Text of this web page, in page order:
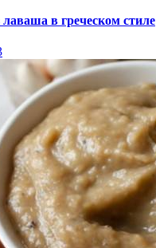
лаваша в греческом стиле